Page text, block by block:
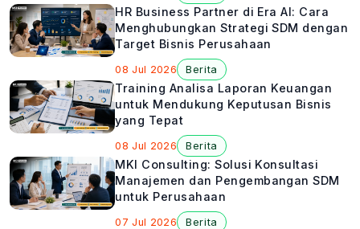
HR Business Partner di Era AI: Cara
Menghubungkan Strategi SDM dengan
Target Bisnis Perusahaan
08 Jul 2026 Berita
Training Analisa Laporan Keuangan
untuk Mendukung Keputusan Bisnis
yang Tepat
08 Jul 2026 Berita
MKI Consulting: Solusi Konsultasi
Manajemen dan Pengembangan SDM
untuk Perusahaan
07 Jul 2026 Berita